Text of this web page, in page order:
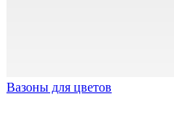
Вазоны для цветов